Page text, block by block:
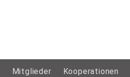
Mitglieder Kooperationen